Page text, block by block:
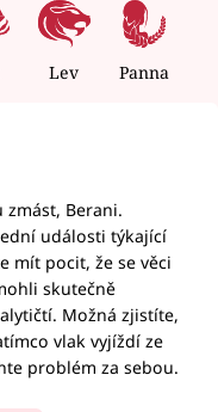
Lev Panna
zmást, Berani.
události týkající
mít pocit, že se věci
skutečně
Možná zjistíte,
vlak vyjíždí ze
problém za sebou.